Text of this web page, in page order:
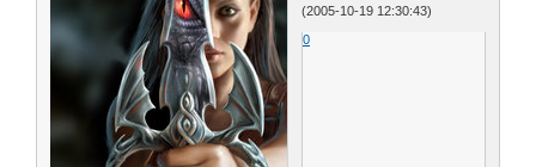
(2005-10-19 12:30:43)
0